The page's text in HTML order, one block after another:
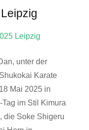
unter der
Karate
Mai 2025 in
im Stil Kimura
die Soke Shigeru